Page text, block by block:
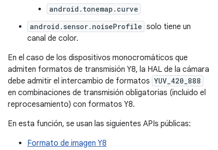
android.tonemap.curve
android.sensor.noiseProfile solo tiene un
canal de color.
En el caso de los dispositivos monocromáticos que
admiten formatos de transmisión Y8, la HAL de la cámara
debe admitir el intercambio de formatos YUV_420_888
en combinaciones de transmisión obligatorias (incluido el
reprocesamiento) con formatos Y8.
En esta función, se usan las siguientes APIs públicas:
Formato de imagen Y8